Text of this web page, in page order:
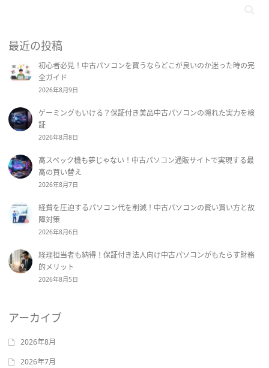
最近の投稿
初心者必見！中古パソコンを買うならどこが良いのか迷った時の完
全ガイド
2026年8月9日
ゲーミングもいける？保証付き美品中古パソコンの隠れた実力を検
証
2026年8月8日
高スペック機も夢じゃない！中古パソコン通販サイトで実現する最
高の買い替え
2026年8月7日
経費を圧迫するパソコン代を削減！中古パソコンの賢い買い方と故
障対策
2026年8月6日
経理担当者も納得！保証付き法人向け中古パソコンがもたらす財務
的メリット
2026年8月5日
アーカイブ
2026年8月
2026年7月